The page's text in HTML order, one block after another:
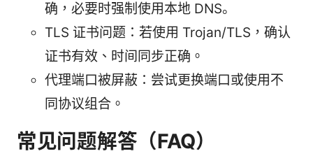
确，必要时强制使用本地 DNS。
TLS 证书问题：若使用 Trojan/TLS，确认
证书有效、时间同步正确。
代理端口被屏蔽：尝试更换端口或使用不
同协议组合。
常见问题解答（FAQ）